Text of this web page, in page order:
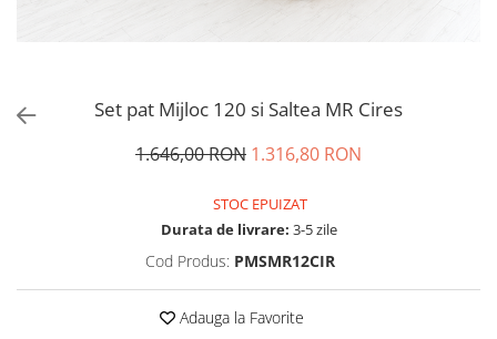
Set pat Mijloc 120 si Saltea MR Cires
1.646,00 RON 1.316,80 RON
STOC EPUIZAT
Durata de livrare: 3-5 zile
Cod Produs: PMSMR12CIR
Adauga la Favorite